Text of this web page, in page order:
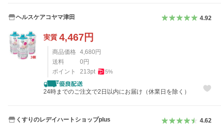
ヘルスケアコヤマ津田 4.92
実質 4,467円
商品価格 4,680円
送料
0円
ポイント
213pt 5%
24時までのご注文で2日以内にお届け（休業日を除く）
くすりのレデイハートショップplus 4.62